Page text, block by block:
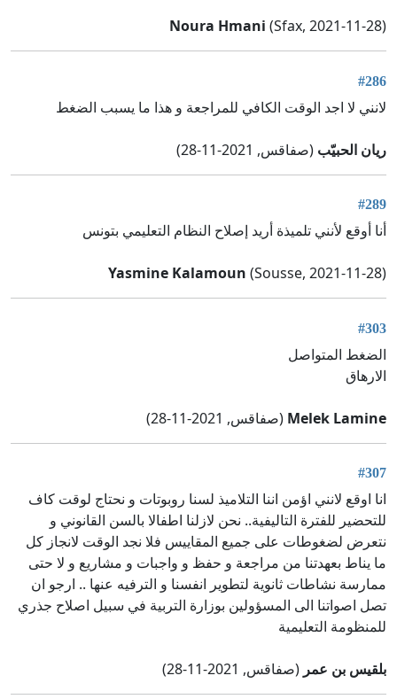
Noura Hmani (Sfax, 2021-11-28)
#286
لانني لا اجد الوقت الكافي للمراجعة و هذا ما يسبب الضغط
ريان الحبيّب (صفاقس, 2021-11-28)
#289
أنا أوقع لأنني تلميذة أريد إصلاح النظام التعليمي بتونس
Yasmine Kalamoun (Sousse, 2021-11-28)
#303
الضغط المتواصل
الارهاق
Melek Lamine (صفاقس, 2021-11-28)
#307
انا اوقع لانني اؤمن اننا التلاميذ لسنا روبوتات و نحتاج لوقت كاف
للتحضير للفترة التاليفية.. نحن لازلنا اطفالا بالسن القانوني و
نتعرض لضغوطات على جميع المقاييس فلا نجد الوقت لانجاز كل
ما يناط بعهدتنا من مراجعة و حفظ و واجبات و مشاريع و لا حتى
ممارسة نشاطات ثانوية لتطوير انفسنا و الترفيه عنها .. ارجو ان
تصل اصواتنا الى المسؤولين بوزارة التربية في سبيل اصلاح جذري
للمنظومة التعليمية
بلقيس بن عمر (صفاقس, 2021-11-28)